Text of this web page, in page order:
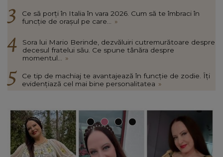
Ce să porți în Italia în vara 2026. Cum să te îmbraci în
funcție de orașul pe care...
»
Sora lui Mario Berinde, dezvăluiri cutremurătoare despre
decesul fratelui său. Ce spune tânăra despre
momentul...
»
Ce tip de machiaj te avantajează în funcție de zodie. Îți
evidențiază cel mai bine personalitatea »